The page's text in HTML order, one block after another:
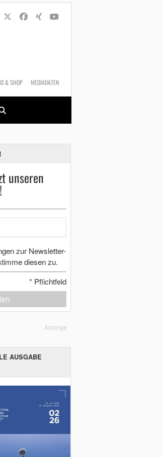
& SHOP MEDIADATEN
unseren
zur Newsletter-
diesen zu.
* Pflichtfeld
Anzeige
AUSGABE